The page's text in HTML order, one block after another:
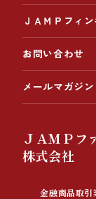
ＪＡＭＰフィ
お問い合わせ
メールマガジン
ＪＡＭＰフ
株式会社
金融商品取引